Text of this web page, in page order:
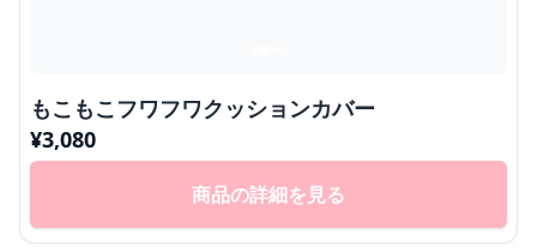
もこもこフワフワクッションカバー
¥3,080
商品の詳細を見る